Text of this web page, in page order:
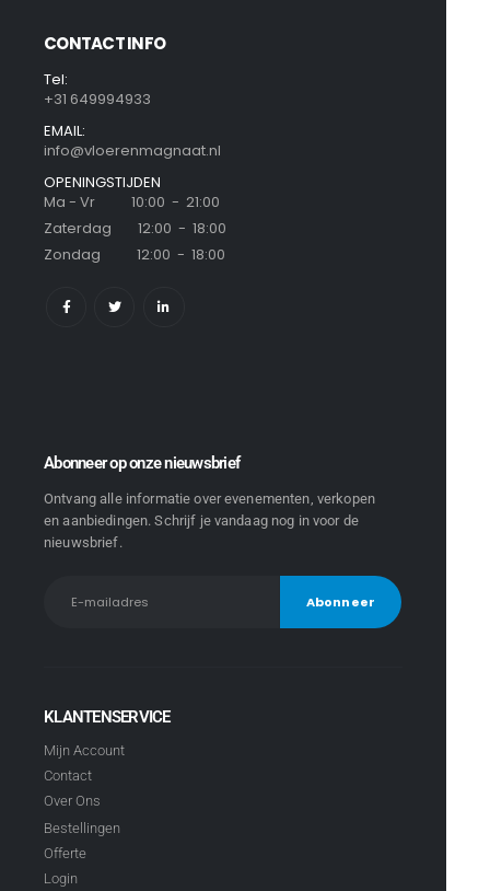
CONTACT INFO
Tel:
+31 649994933
EMAIL:
info@vloerenmagnaat.nl
OPENINGSTIJDEN
Ma - Vr 10:00 - 21:00
Zaterdag 12:00 - 18:00
Zondag 12:00 - 18:00
Abonneer op onze nieuwsbrief
Ontvang alle informatie over evenementen, verkopen
en aanbiedingen. Schrijf je vandaag nog in voor de
nieuwsbrief.
KLANTENSERVICE
Mijn Account
Contact
Over Ons
Bestellingen
Offerte
Login